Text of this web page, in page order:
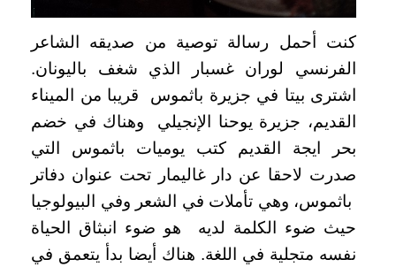
كنت أحمل رسالة توصية من صديقه الشاعر
الفرنسي لوران غسبار الذي شغف باليونان.
اشترى بيتا في جزيرة باثموس قريبا من الميناء
القديم، جزيرة يوحنا الإنجيلي وهناك في خضم
بحر ايجة القديم كتب يوميات باثموس التي
صدرت لاحقا عن دار غاليمار تحت عنوان دفاتر
باثموس، وهي تأملات في الشعر وفي البيولوجيا
حيث ضوء الكلمة لديه هو ضوء انبثاق الحياة
نفسه متجلية في اللغة. هناك أيضا بدأ يتعمق في